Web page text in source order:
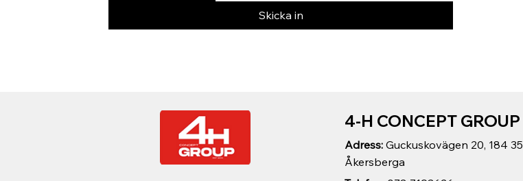
Skicka in
Adress: Guckuskovägen 20, 184 35
Åkersberga
4-H CONCEPT GROUP